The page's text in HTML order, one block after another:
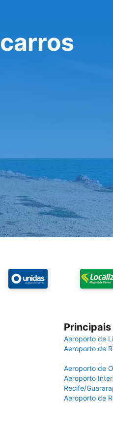
Aeroporto de
Aeroporto de
Aeroporto de
Aeroporto
Recife/
Aeroporto de